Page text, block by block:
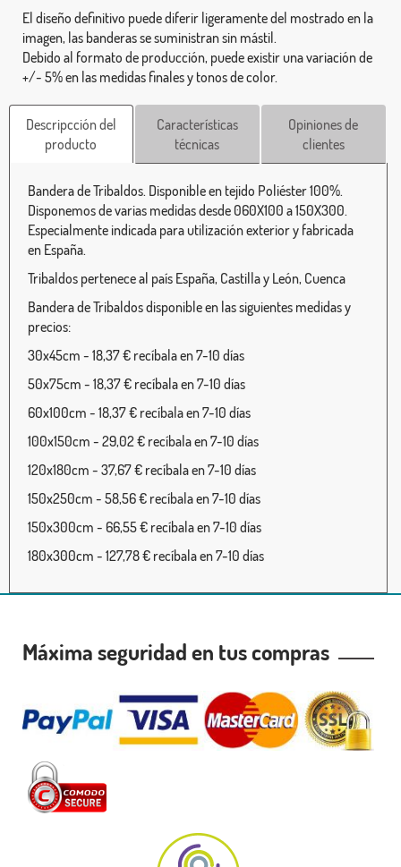
El diseño definitivo puede diferir ligeramente del mostrado en la
imagen, las banderas se suministran sin mástil.
Debido al formato de producción, puede existir una variación de
+/- 5% en las medidas finales y tonos de color.
Descripcción del
producto
Características
técnicas
Opiniones de
clientes
Bandera de Tribaldos. Disponible en tejido Poliéster 100%.
Disponemos de varias medidas desde 060X100 a 150X300.
Especialmente indicada para utilización exterior y fabricada
en España.
Tribaldos pertenece al país España, Castilla y León, Cuenca
Bandera de Tribaldos disponible en las siguientes medidas y
precios:
30x45cm - 18,37 € recíbala en 7-10 días
50x75cm - 18,37 € recíbala en 7-10 días
60x100cm - 18,37 € recíbala en 7-10 días
100x150cm - 29,02 € recíbala en 7-10 días
120x180cm - 37,67 € recíbala en 7-10 días
150x250cm - 58,56 € recíbala en 7-10 días
150x300cm - 66,55 € recíbala en 7-10 días
180x300cm - 127,78 € recíbala en 7-10 días
Máxima seguridad en tus compras